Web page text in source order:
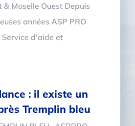
& Moselle Ouest Depuis
années ASP PRO
Service d'aide et
: il existe un
Tremplin bleu